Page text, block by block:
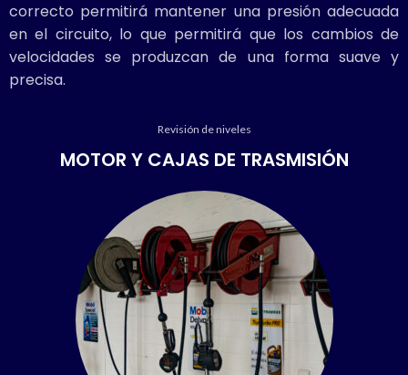
correcto permitirá mantener una presión adecuada
en el circuito, lo que permitirá que los cambios de
velocidades se produzcan de una forma suave y
precisa.
Revisión de niveles
MOTOR Y CAJAS DE TRASMISIÓN